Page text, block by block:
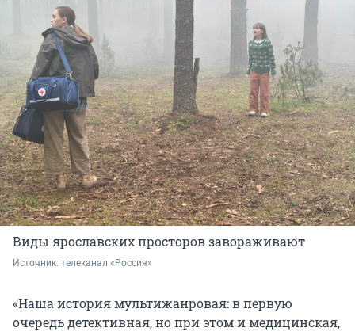
Виды ярославских просторов завораживают
Источник: телеканал «Россия»
«Наша история мультижанровая: в первую
очередь детективная, но при этом и медицинская,